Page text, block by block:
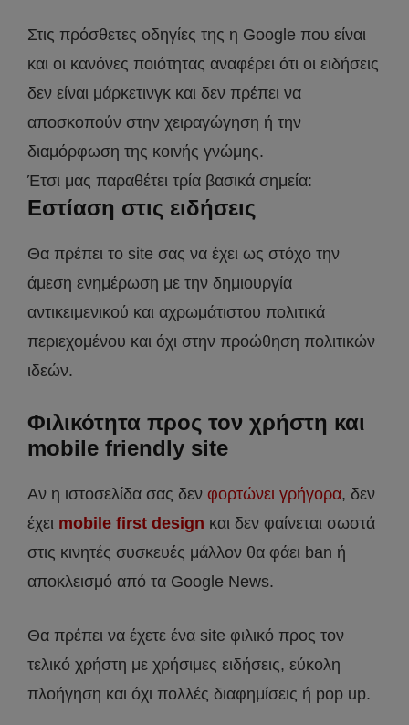
Στις πρόσθετες οδηγίες της η Google που είναι
και οι κανόνες ποιότητας αναφέρει ότι οι ειδήσεις
δεν είναι μάρκετινγκ και δεν πρέπει να
αποσκοπούν στην χειραγώγηση ή την
διαμόρφωση της κοινής γνώμης.
Έτσι μας παραθέτει τρία βασικά σημεία:
Εστίαση στις ειδήσεις
Θα πρέπει το site σας να έχει ως στόχο την
άμεση ενημέρωση με την δημιουργία
αντικειμενικού και αχρωμάτιστου πολιτικά
περιεχομένου και όχι στην προώθηση πολιτικών
ιδεών.
Φιλικότητα προς τον χρήστη και
mobile friendly site
Αν η ιστοσελίδα σας δεν φορτώνει γρήγορα, δεν
έχει mobile first design και δεν φαίνεται σωστά
στις κινητές συσκευές μάλλον θα φάει ban ή
αποκλεισμό από τα Google News.
Θα πρέπει να έχετε ένα site φιλικό προς τον
τελικό χρήστη με χρήσιμες ειδήσεις, εύκολη
πλοήγηση και όχι πολλές διαφημίσεις ή pop up.